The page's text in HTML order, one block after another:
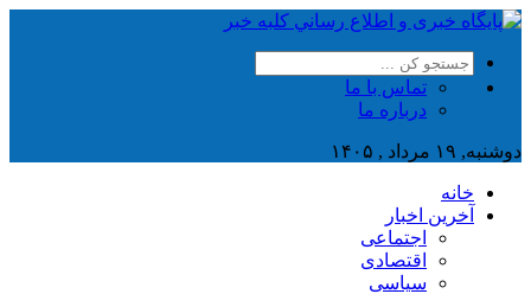
تماس با ما
درباره ما
دوشنبه, ۱۹ مرداد , ۱۴۰۵
خانه
آخرین اخبار
اجتماعی
اقتصادی
سیاسی